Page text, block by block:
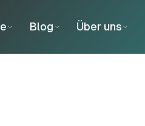
Blog Über uns